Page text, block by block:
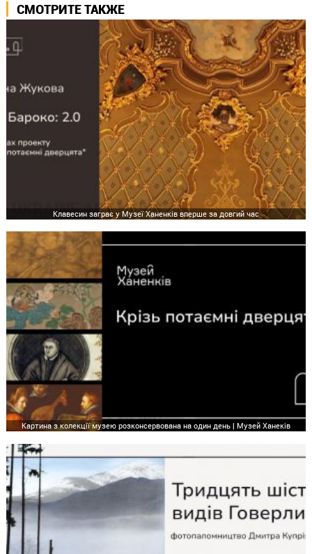
СМОТРИТЕ ТАКЖЕ
Клавесин заграє у Музеї Ханенків вперше за довгий час
Картина з колекції музею розконсервована на один день | Музей Ханеків